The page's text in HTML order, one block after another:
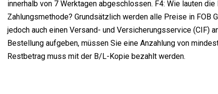
innerhalb von 7 Werktagen abgeschlossen. F4: Wie lauten
Zahlungsmethode? Grundsätzlich werden alle Preise in FOB
jedoch auch einen Versand- und Versicherungsservice (CIF)
Bestellung aufgeben, müssen Sie eine Anzahlung von
Restbetrag muss mit der B/L-Kopie bezahlt werden.